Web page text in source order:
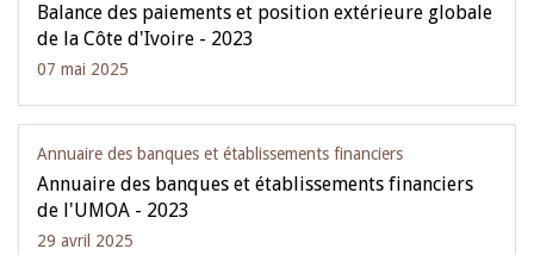
Balance des paiements et position extérieure globale
de la Côte d'Ivoire - 2023
07 mai 2025
Annuaire des banques et établissements financiers
Annuaire des banques et établissements financiers
de l'UMOA - 2023
29 avril 2025